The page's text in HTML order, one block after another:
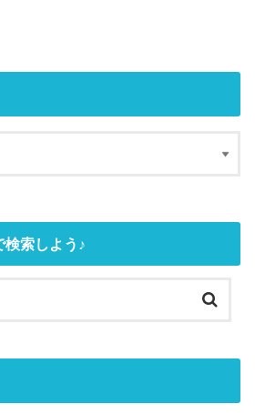
検索しよう♪